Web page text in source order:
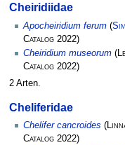
Cheiridiidae
Apocheiridium ferum (
Catalog 2022)
Cheiridium museorum (
Catalog 2022)
2 Arten.
Cheliferidae
Chelifer cancroides (
Catalog 2022)